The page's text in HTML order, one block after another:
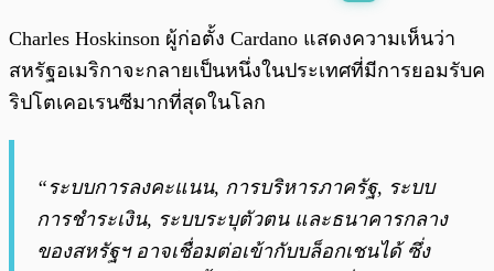
/ 0:00
Charles Hoskinson ผู้ก่อตั้ง Cardano แสดงความเห็นว่า
สหรัฐอเมริกาจะกลายเป็นหนึ่งในประเทศที่มีการยอมรับค
ริปโตเคอเรนซีมากที่สุดในโลก
“ระบบการลงคะแนน, การบริหารภาครัฐ, ระบบ
การชำระเงิน, ระบบระบุตัวตน และธนาคารกลาง
ของสหรัฐฯ อาจเชื่อมต่อเข้ากับบล็อกเชนได้ ซึ่ง